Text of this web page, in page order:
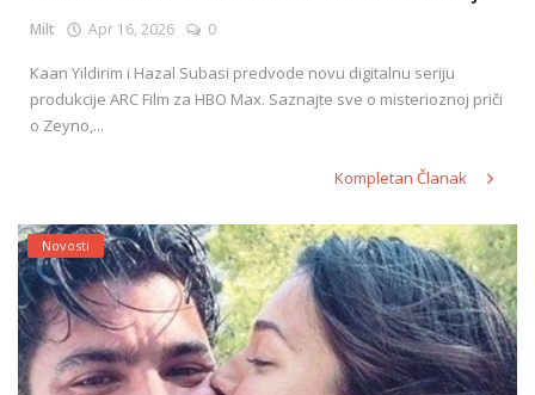
English
Milt Apr 16, 2026 0
Kaan Yildirim i Hazal Subasi predvode novu digitalnu seriju
produkcije ARC Film za HBO Max. Saznajte sve o misterioznoj priči
o Zeyno,...
Kompletan Članak
Novosti